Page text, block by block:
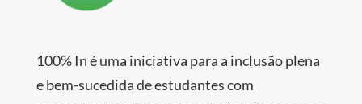
100% In é uma iniciativa para a inclusão plena
e bem-sucedida de estudantes com